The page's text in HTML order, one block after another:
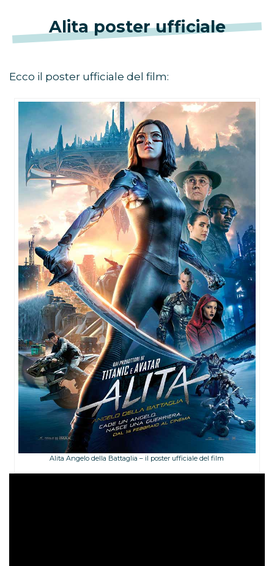
Alita poster ufficiale
Ecco il poster ufficiale del film:
Alita Angelo della Battaglia – il poster ufficiale del film